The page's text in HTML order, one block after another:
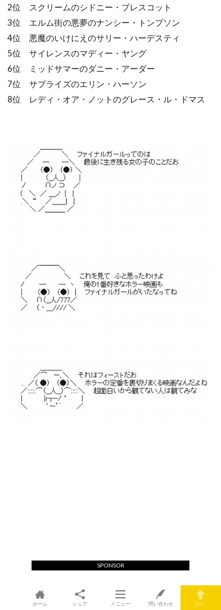
2位 スクリームのシドニー・プレスコット
3位 エルム街の悪夢のナンシー・トンプソン
4位 悪魔のいけにえのサリー・ハーデスティ
5位 サイレンスのマディー・ヤング
6位 ミッドサマーのダニー・アーダー
7位 サプライズのエリン・ハーソン
8位 レディ・オア・ノットのグレース・ル・ドマス
SPONSOR
ホーム シェア メニュー 問い合わせ TOPへ